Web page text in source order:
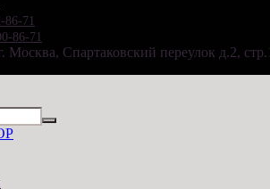
86-71
86-71
Москва, Спартаковский переулок д.2,